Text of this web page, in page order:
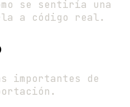
se sentiría una
a código real.
importantes de